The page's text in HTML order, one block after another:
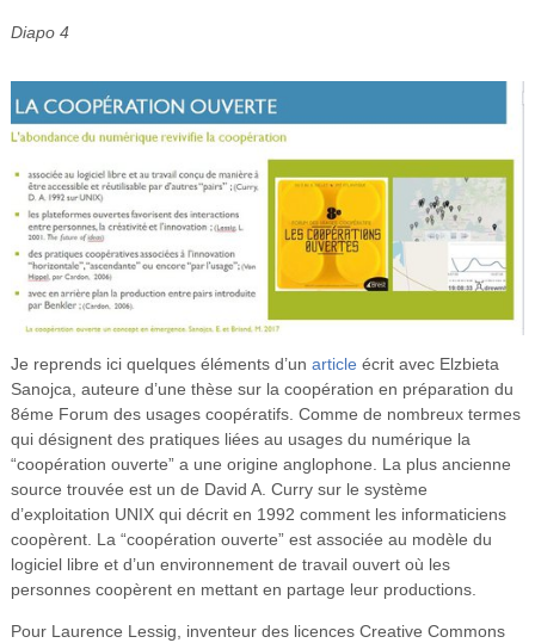
Diapo 4
Je reprends ici quelques éléments d’un article écrit avec Elzbieta
Sanojca, auteure d’une thèse sur la coopération en préparation du
8éme Forum des usages coopératifs. Comme de nombreux termes
qui désignent des pratiques liées au usages du numérique la
“coopération ouverte” a une origine anglophone. La plus ancienne
source trouvée est un de David A. Curry sur le système
d’exploitation UNIX qui décrit en 1992 comment les informaticiens
coopèrent. La “coopération ouverte” est associée au modèle du
logiciel libre et d’un environnement de travail ouvert où les
personnes coopèrent en mettant en partage leur productions.
Pour Laurence Lessig, inventeur des licences Creative Commons